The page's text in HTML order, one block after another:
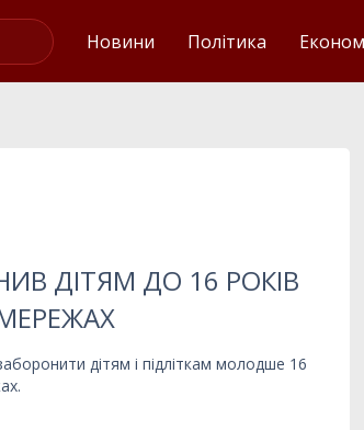
Новини Політика
ДІТЯМ ДО 16 РОКІВ
дітям і підліткам молодше 16